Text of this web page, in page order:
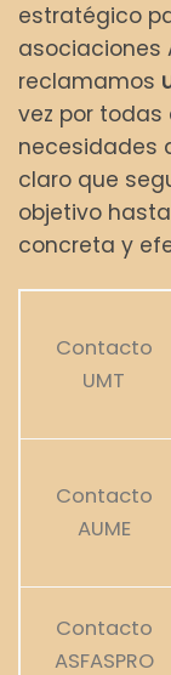
estratégico
asociaciones
reclamamos
vez por
necesidades
claro que
objetivo
concreta y
Contacto
UMT
Contacto
AUME
Contacto
ASFASPRO